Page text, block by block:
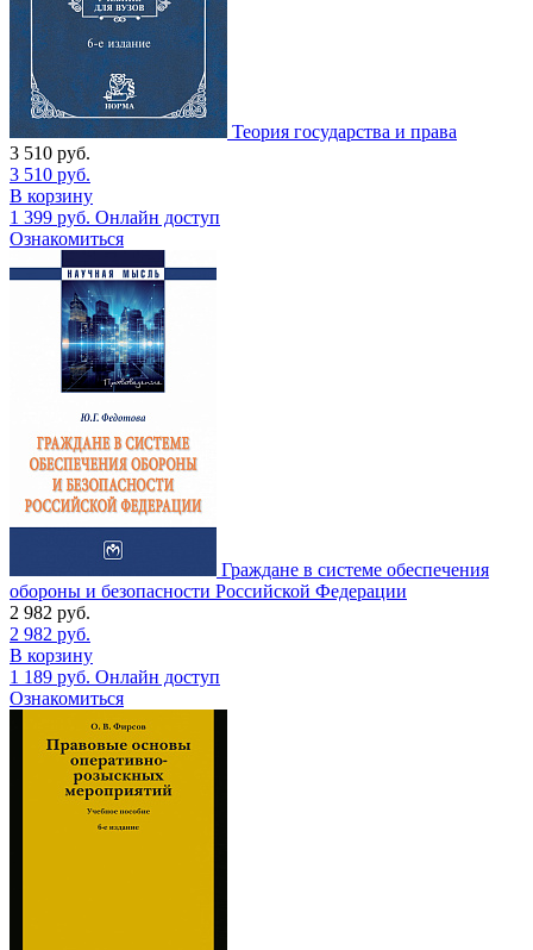
Теория государства и права
3 510 руб.
3 510 руб.
В корзину
1 399 руб. Онлайн доступ
Ознакомиться
Граждане в системе обеспечения
обороны и безопасности Российской Федерации
2 982 руб.
2 982 руб.
В корзину
1 189 руб. Онлайн доступ
Ознакомиться